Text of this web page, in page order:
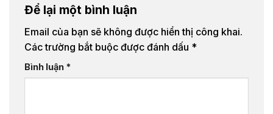
Để lại một bình luận
Email của bạn sẽ không được hiển thị công khai.
Các trường bắt buộc được đánh dấu *
Bình luận *